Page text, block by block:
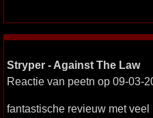
Stryper - Against The Law
Reactie van peetn op 09-03-
fantastische revieuw met